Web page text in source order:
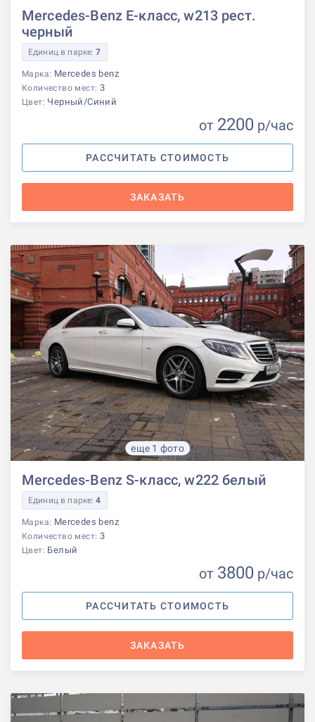
Mercedes-Benz E-класс, w213 рест.
черный
Единиц в парке:7
Марка: Mercedes benz
Количество мест: 3
Цвет: Черный/Синий
от 2200 р/час
РАССЧИТАТЬ СТОИМОСТЬ
ЗАКАЗАТЬ
еще 1 фото
Mercedes-Benz S-класс, w222 белый
Единиц в парке:4
Марка: Mercedes benz
Количество мест: 3
Цвет: Белый
от 3800 р/час
РАССЧИТАТЬ СТОИМОСТЬ
ЗАКАЗАТЬ